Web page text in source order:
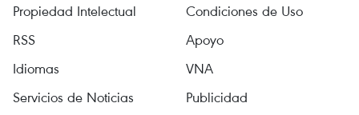
Propiedad Intelectual
Condiciones de Uso
RSS
Apoyo
Idiomas
VNA
Servicios de Noticias
Publicidad